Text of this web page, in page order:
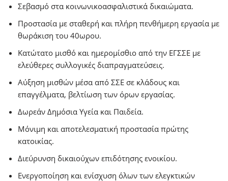
Σεβασμό στα κοινωνικοασφαλιστικά δικαιώματα.
Προστασία με σταθερή και πλήρη πενθήμερη εργασία με
θωράκιση του 40ωρου.
Κατώτατο μισθό και ημερομίσθιο από την ΕΓΣΣΕ με
ελεύθερες συλλογικές διαπραγματεύσεις.
Αύξηση μισθών μέσα από ΣΣΕ σε κλάδους και
επαγγέλματα, βελτίωση των όρων εργασίας.
Δωρεάν Δημόσια Υγεία και Παιδεία.
Μόνιμη και αποτελεσματική προστασία πρώτης
κατοικίας.
Διεύρυνση δικαιούχων επιδότησης ενοικίου.
Ενεργοποίηση και ενίσχυση όλων των ελεγκτικών